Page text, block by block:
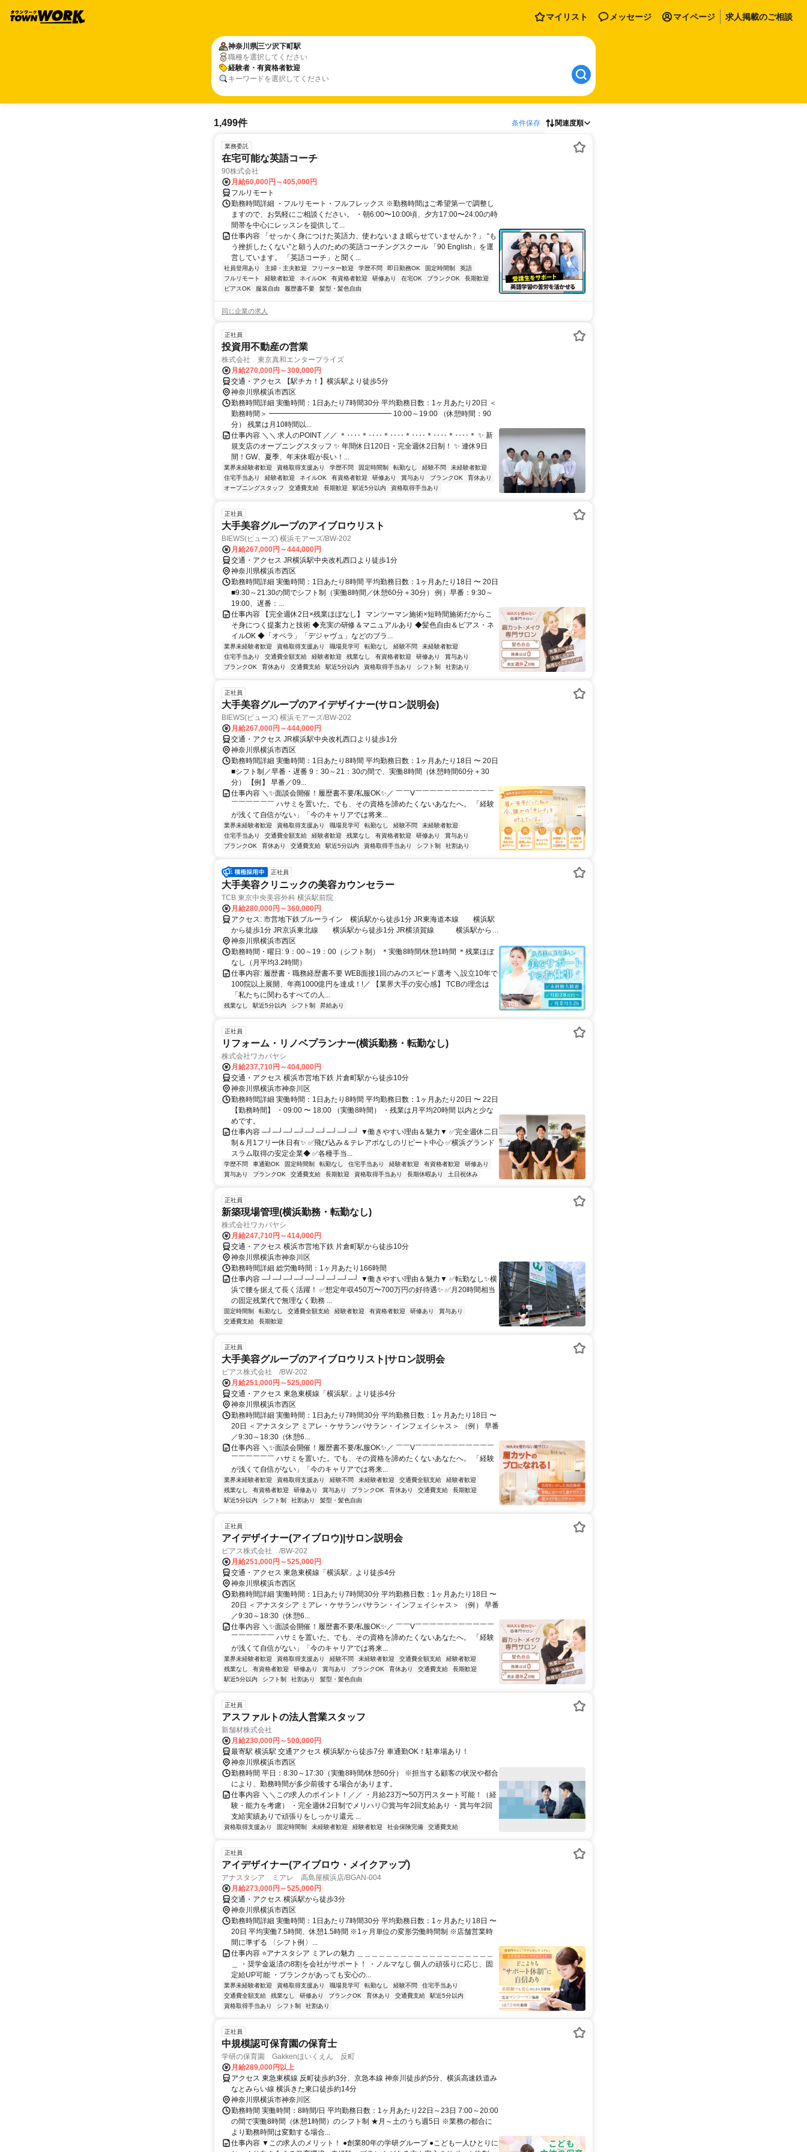
マイリスト メッセージ マイページ 求人掲載のご相談
神奈川県三ツ沢下町駅
職種を選択してください
経験者・有資格者歓迎
キーワードを選択してください
1,499件 条件保存 関連度順
業務委託
在宅可能な英語コーチ
90株式会社
月給60,000円～405,000円
フルリモート
勤務時間詳細 ・フルリモート・フルフレックス ※勤務時間はご希望第一で調整し
ますので、お気軽にご相談ください。 ・朝6:00〜10:00頃、夕方17:00〜24:00の時
間帯を中心にレッスンを提供して...
仕事内容 「せっかく身につけた英語力、使わないまま眠らせていませんか？」 “も
う挫折したくない”と願う人のための英語コーチングスクール 「90 English」を運
営しています。 「英語コーチ」と聞く...
社員登用あり 主婦・主夫歓迎 フリーター歓迎 学歴不問 即日勤務OK 固定時間制
英語
フルリモート
経験者歓迎 ネイルOK 有資格者歓迎 研修あり 在宅OK ブランクOK
長期歓迎
ピアスOK
服装自由 履歴書不要 髪型・髪色自由
同じ企業の求人
正社員
投資用不動産の営業
株式会社 東京真和エンタープライズ
月給270,000円～300,000円
交通・アクセス 【駅チカ！】横浜駅より徒歩5分
神奈川県横浜市西区
勤務時間詳細 実働時間：1日あたり7時間30分 平均勤務日数：1ヶ月あたり20日 ＜
勤務時間＞ ━━━━━━━━━━━━━━━━━ 10:00～19:00 （休憩時間：90
分） 残業は月10時間以...
仕事内容 ＼＼ 求人のPOINT ／／ ＊‥‥＊‥‥＊‥‥＊‥‥＊‥‥＊‥‥＊ ✨ 新
規支店のオープニングスタッフ ✨ 年間休日120日・完全週休2日制！ ✨ 連休9日
間！GW、夏季、年末休暇が長い！...
業界未経験者歓迎 資格取得支援あり 学歴不問 固定時間制 転勤なし 経験不問
未経験者歓迎
住宅手当あり
経験者歓迎 ネイルOK 有資格者歓迎 研修あり 賞与あり ブランクOK
育休あり
オープニングスタッフ
交通費支給 長期歓迎 駅近5分以内 資格取得手当あり
正社員
大手美容グループのアイブロウリスト
BIEWS(ビューズ) 横浜モアーズ/BW-202
月給267,000円～444,000円
交通・アクセス JR横浜駅中央改札西口より徒歩1分
神奈川県横浜市西区
勤務時間詳細 実働時間：1日あたり8時間 平均勤務日数：1ヶ月あたり18日 〜 20日
■9:30～21:30の間でシフト制（実働8時間／休憩60分＋30分） 例）早番：9:30～
19:00、遅番：...
仕事内容 【完全週休2日×残業ほぼなし】 マンツーマン施術×短時間施術だからこ
そ身につく提案力と技術 ◆充実の研修＆マニュアルあり ◆髪色自由＆ピアス・ネ
イルOK ◆「オペラ」「デジャヴュ」などのブラ...
業界未経験者歓迎 資格取得支援あり 職場見学可 転勤なし 経験不問
未経験者歓迎
住宅手当あり
交通費全額支給 経験者歓迎 残業なし 有資格者歓迎 研修あり
賞与あり
ブランクOK
育休あり 交通費支給 駅近5分以内 資格取得手当あり シフト制 社割あり
正社員
大手美容グループのアイデザイナー(サロン説明会)
BIEWS(ビューズ) 横浜モアーズ/BW-202
月給267,000円～444,000円
交通・アクセス JR横浜駅中央改札西口より徒歩1分
神奈川県横浜市西区
勤務時間詳細 実働時間：1日あたり8時間 平均勤務日数：1ヶ月あたり18日 〜 20日
■シフト制／早番・遅番 9：30～21：30の間で、実働8時間（休憩時間60分＋30
分） 【例】 早番／09...
仕事内容 ＼✨面談会開催！履歴書不要/私服OK✨／ ￣￣V￣￣￣￣￣￣￣￣￣￣￣
￣￣￣￣￣￣ ハサミを置いた。でも、その資格を諦めたくないあなたへ。 「経験
が浅くて自信がない」「今のキャリアでは将来...
業界未経験者歓迎 資格取得支援あり 職場見学可 転勤なし 経験不問
未経験者歓迎
住宅手当あり
交通費全額支給 経験者歓迎 残業なし 有資格者歓迎 研修あり
賞与あり
ブランクOK
育休あり 交通費支給 駅近5分以内 資格取得手当あり シフト制 社割あり
正社員
大手美容クリニックの美容カウンセラー
TCB 東京中央美容外科 横浜駅前院
月給280,000円～360,000円
アクセス: 市営地下鉄ブルーライン 横浜駅から徒歩1分 JR東海道本線 横浜駅
から徒歩1分 JR京浜東北線 横浜駅から徒歩1分 JR横須賀線 横浜駅から徒
歩1分 JR横浜線 横浜駅から徒歩1分 JR湘南新宿ライン横浜駅から徒歩1分
東急東横線 横浜駅から徒歩1分 東急目黒線 横浜駅から徒歩1分 京急本
線 横浜駅から徒歩1分 相鉄本線 横浜駅から徒歩1分 相鉄いずみ野
線 横浜駅から徒歩1分 みなとみらい線 横浜駅から徒歩1分
神奈川県横浜市西区
勤務時間・曜日: 9：00～19：00（シフト制） ＊実働8時間/休憩1時間 ＊残業ほぼ
なし（月平均3.2時間）
仕事内容: 履歴書・職務経歴書不要 WEB面接1回のみのスピード選考 ＼設立10年で
100院以上展開、年商1000億円を達成！!／ 【業界大手の安心感】 TCBの理念は
「私たちに関わるすべての人...
残業なし 駅近5分以内 シフト制 昇給あり
正社員
リフォーム・リノベプランナー(横浜勤務・転勤なし)
株式会社ワカバヤシ
月給237,710円～404,000円
交通・アクセス 横浜市営地下鉄 片倉町駅から徒歩10分
神奈川県横浜市神奈川区
勤務時間詳細 実働時間：1日あたり8時間 平均勤務日数：1ヶ月あたり20日 〜 22日
【勤務時間】 ・09:00 〜 18:00 （実働8時間） ・残業は月平均20時間 以内と少な
めです。
仕事内容 ─┘─┘─┘─┘─┘─┘─┘─┘─┘ ▼働きやすい理由＆魅力▼ ✅完全週休二日
制＆月1フリー休日有✨ ✅飛び込み＆テレアポなしのリピート中心 ✅横浜グランド
スラム取得の安定企業◆ ✅各種手当...
学歴不問 車通勤OK 固定時間制 転勤なし 住宅手当あり 経験者歓迎 有資格者歓迎
研修あり
賞与あり
ブランクOK 交通費支給 長期歓迎 資格取得手当あり 長期休暇あり 土日祝休み
正社員
新築現場管理(横浜勤務・転勤なし)
株式会社ワカバヤシ
月給247,710円～414,000円
交通・アクセス 横浜市営地下鉄 片倉町駅から徒歩10分
神奈川県横浜市神奈川区
勤務時間詳細 総労働時間：1ヶ月あたり166時間
仕事内容 ─┘─┘─┘─┘─┘─┘─┘─┘─┘ ▼働きやすい理由＆魅力▼ ✅転勤なし✨横
浜で腰を据えて長く活躍！ ✅想定年収450万〜700万円の好待遇✨ ✅月20時間相当
の固定残業代で無理なく勤務 ...
固定時間制 転勤なし 交通費全額支給 経験者歓迎 有資格者歓迎 研修あり
賞与あり
交通費支給
長期歓迎
正社員
大手美容グループのアイブロウリスト|サロン説明会
ピアス株式会社 /BW-202
月給251,000円～525,000円
交通・アクセス 東急東横線「横浜駅」より徒歩4分
神奈川県横浜市西区
勤務時間詳細 実働時間：1日あたり7時間30分 平均勤務日数：1ヶ月あたり18日 〜
20日 ＜アナスタシア ミアレ・ケサランパサラン・インフェイシャス＞ （例） 早番
／9:30～18:30（休憩6...
仕事内容 ＼✨面談会開催！履歴書不要/私服OK✨／ ￣￣V￣￣￣￣￣￣￣￣￣￣￣
￣￣￣￣￣￣ ハサミを置いた。でも、その資格を諦めたくないあなたへ。 「経験
が浅くて自信がない」「今のキャリアでは将来...
業界未経験者歓迎 資格取得支援あり 経験不問 未経験者歓迎 交通費全額支給
経験者歓迎
残業なし
有資格者歓迎 研修あり 賞与あり ブランクOK 育休あり 交通費支給
長期歓迎
駅近5分以内
シフト制 社割あり 髪型・髪色自由
正社員
アイデザイナー(アイブロウ)|サロン説明会
ピアス株式会社 /BW-202
月給251,000円～525,000円
交通・アクセス 東急東横線「横浜駅」より徒歩4分
神奈川県横浜市西区
勤務時間詳細 実働時間：1日あたり7時間30分 平均勤務日数：1ヶ月あたり18日 〜
20日 ＜アナスタシア ミアレ・ケサランパサラン・インフェイシャス＞ （例） 早番
／9:30～18:30（休憩6...
仕事内容 ＼✨面談会開催！履歴書不要/私服OK✨／ ￣￣V￣￣￣￣￣￣￣￣￣￣￣
￣￣￣￣￣￣ ハサミを置いた。でも、その資格を諦めたくないあなたへ。 「経験
が浅くて自信がない」「今のキャリアでは将来...
業界未経験者歓迎 資格取得支援あり 経験不問 未経験者歓迎 交通費全額支給
経験者歓迎
残業なし
有資格者歓迎 研修あり 賞与あり ブランクOK 育休あり 交通費支給
長期歓迎
駅近5分以内
シフト制 社割あり 髪型・髪色自由
正社員
アスファルトの法人営業スタッフ
新舗材株式会社
月給230,000円～500,000円
最寄駅 横浜駅 交通アクセス 横浜駅から徒歩7分 車通勤OK！駐車場あり！
神奈川県横浜市西区
勤務時間 平日：8:30～17:30（実働8時間/休憩60分） ※担当する顧客の状況や都合
により、勤務時間が多少前後する場合があります。
仕事内容 ＼＼この求人のポイント！／／ ・月給23万〜50万円スタート可能！（経
験・能力を考慮） ・完全週休2日制でメリハリ◎賞与年2回支給あり ・賞与年2回
支給実績ありで頑張りをしっかり還元 ...
資格取得支援あり 固定時間制 未経験者歓迎 経験者歓迎 社会保険完備 交通費支給
正社員
アイデザイナー(アイブロウ・メイクアップ)
アナスタシア ミアレ 高島屋横浜店/BGAN-004
月給273,000円～525,000円
交通・アクセス 横浜駅から徒歩3分
神奈川県横浜市西区
勤務時間詳細 実働時間：1日あたり7時間30分 平均勤務日数：1ヶ月あたり18日 〜
20日 平均実働7.5時間、休憩1.5時間 ※1ヶ月単位の変形労働時間制 ※店舗営業時
間に準ずる 〈シフト例〉...
仕事内容 ⭐アナスタシア ミアレの魅力 ＿＿＿＿＿＿＿＿＿＿＿＿＿＿＿＿＿＿＿
＿ ・奨学金返済の8割を会社がサポート！ ・ノルマなし 個人の頑張りに応じ、固
定給UP可能 ・ブランクがあっても安心の...
業界未経験者歓迎 資格取得支援あり 職場見学可 転勤なし 経験不問
住宅手当あり
交通費全額支給
残業なし 研修あり ブランクOK 育休あり 交通費支給
駅近5分以内
資格取得手当あり
シフト制 社割あり
正社員
中規模認可保育園の保育士
学研の保育園 Gakkenほいくえん 反町
月給289,000円以上
アクセス 東急東横線 反町徒歩約3分、京急本線 神奈川徒歩約5分、横浜高速鉄道み
なとみらい線 横浜きた東口徒歩約14分
神奈川県横浜市神奈川区
勤務時間 実働時間：8時間/日 平均勤務日数：1ヶ月あたり22日～23日 7:00～20:00
の間で実働8時間（休憩1時間）のシフト制 ★月～土のうち週5日 ※業務の都合に
より勤務時間は変動する場合...
仕事内容 ▼この求人のメリット！ ●創業80年の学研グループ ●こども一人ひとりに